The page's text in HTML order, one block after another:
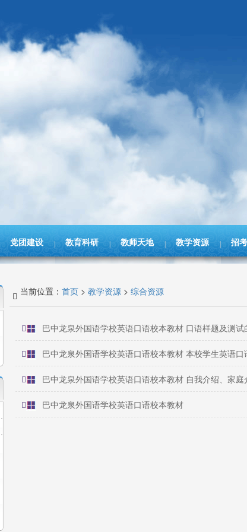
党团建设 教育科研 教师天地 教学资源 招
当前位置： 首页 > 教学资源 > 综合资源
巴中龙泉外国语学校英语口语校本教材 口语样题及测试
巴中龙泉外国语学校英语口语校本教材 本校学生英语口
巴中龙泉外国语学校英语口语校本教材 自我介绍、家庭
巴中龙泉外国语学校英语口语校本教材